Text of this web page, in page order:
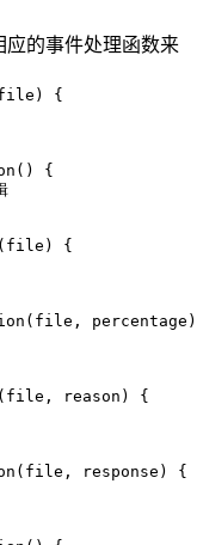
的事件处理函数来
{
{
{
reason) {
response) {